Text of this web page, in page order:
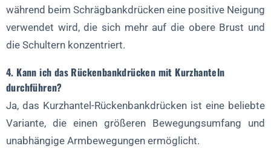
während beim Schrägbankdrücken eine positive Neigung
verwendet wird, die sich mehr auf die obere Brust und
die Schultern konzentriert.
4. Kann ich das Rückenbankdrücken mit Kurzhanteln
durchführen?
Ja, das Kurzhantel-Rückenbankdrücken ist eine beliebte
Variante, die einen größeren Bewegungsumfang und
unabhängige Armbewegungen ermöglicht.